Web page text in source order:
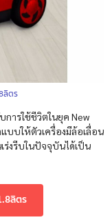
ลิตร
ารใช้ชีวิตในยุค New
บบให้ตัวเครื่องมีล้อเลื่อน
ร่งรีบในปัจจุบันได้เป็น
ลิตร